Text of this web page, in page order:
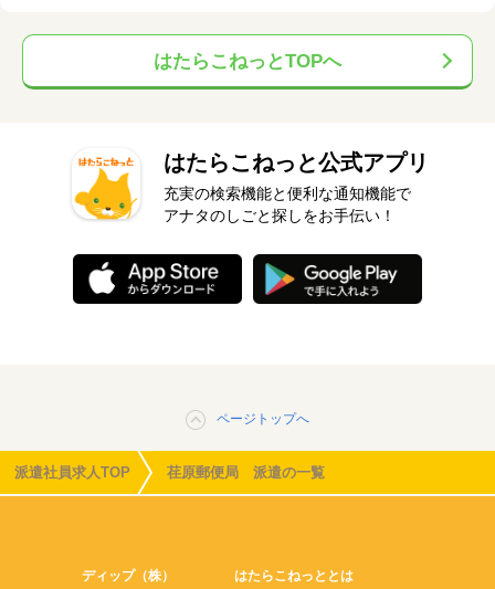
はたらこねっとTOPへ
はたらこねっと公式アプリ
充実の検索機能と便利な通知機能で
アナタのしごと探しをお手伝い！
ページトップへ
派遣社員求人TOP 荏原郵便局 派遣の一覧
ディップ（株） はたらこねっととは